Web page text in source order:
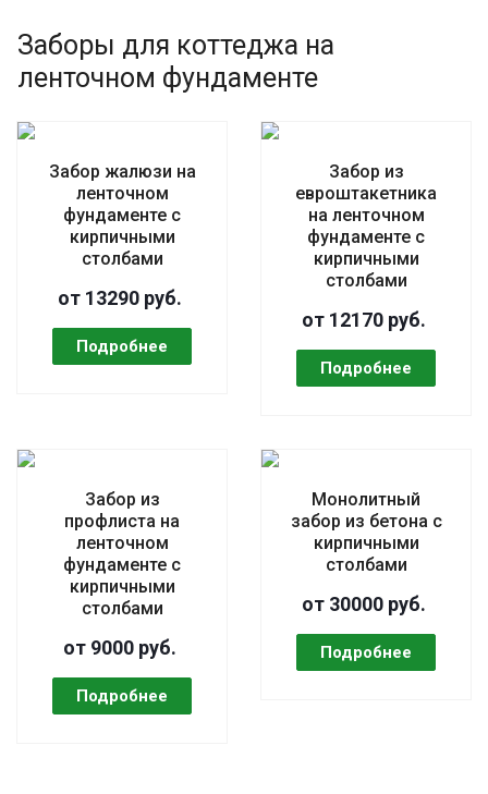
Заборы для коттеджа на
ленточном фундаменте
Забор жалюзи на
ленточном
фундаменте с
кирпичными
столбами
от 13290 руб.
Забор из
евроштакетника
на ленточном
фундаменте с
кирпичными
столбами
от 12170 руб.
Забор из
профлиста на
ленточном
фундаменте с
кирпичными
столбами
от 9000 руб.
Монолитный
забор из бетона с
кирпичными
столбами
от 30000 руб.